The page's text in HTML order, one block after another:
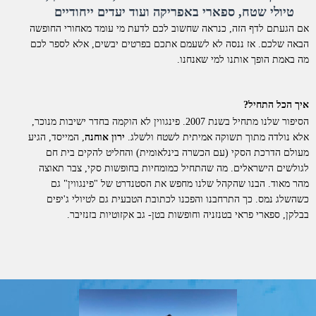
טיולי שטח, ספארי באפריקה ועוד יעדים ייחודיים
אם הגעתם לדף הזה, כנראה שחשוב לכם לדעת מי עומד מאחורי החופשה
הבאה שלכם. אז ננסה לא לשעמם אתכם בפרטים יבשים, אלא לספר לכם
מה באמת הופך אותנו למי שאנחנו.
איך הכל התחיל?
הסיפור שלנו מתחיל בשנת 2007. פינגווין לא הוקמה בחדר ישיבות מנוכר,
אלא נולדה מתוך תשוקה אמיתית לשטח ולשלג. ירון אוחנה , המייסד, הגיע
מעולם הדרכת הסקי (עם הכשרה בינלאומית) והחליט להקים בית חם
לגולשים הישראלים. מה שהתחיל כמומחיות בחופשות סקי, צבר תאוצה
מהר מאוד. הבנו שהקהל שלנו מחפש את הסטנדרט של "פינגווין" גם
כשהשלג נמס. כך התרחבנו והפכנו לכתובת הטבעית גם לטיולי ג'יפים
בבלקן, ספארי פראי בטנזניה וחופשות בטן- גב אקזוטיות בזנזיבר.
רשמית בארגון התעופה הבינלאומיIATA. כל החופשות שאנו מציעים
מוצעות ללקוחות בשיווק ישיר.
מה זה אומר מבחינתכם?